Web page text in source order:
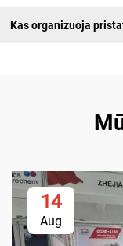
Kas organizuoja
14
Aug